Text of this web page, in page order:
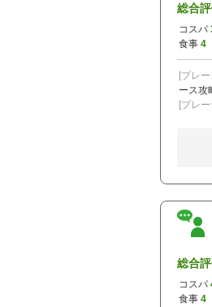
総合
コスパ
食事 4
[プレー
ース攻
[プレ
総合
コスパ
食事 4